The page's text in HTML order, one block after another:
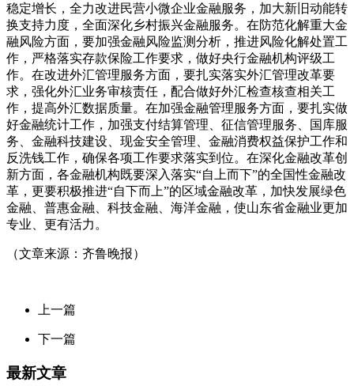
稳定增长，全力改进民营小微企业金融服务，加大新旧动能转
换支持力度，全面深化乡村振兴金融服务。在防范化解重大金
融风险方面，要加强金融风险监测分析，推进风险化解处置工
作，严格落实存款保险工作要求，做好央行金融机构评级工
作。在改进外汇管理服务方面，要扎实落实外汇管理改革要
求，强化外汇业务审核责任，配合做好外汇检查核查相关工
作，提高外汇数据质量。在加强金融管理服务方面，要扎实做
好金融统计工作，加强支付结算管理、征信管理服务、国库服
务、金融科技建设、现金安全管理、金融消费权益保护工作和
反洗钱工作，确保各项工作要求落实到位。在深化金融改革创
新方面，各金融机构既要深入落实“自上而下”的全国性金融改
革，更要积极推进“自下而上”的区域金融改革，加快发展绿色
金融、普惠金融、科技金融、海洋金融，使山东省金融业更加
专业、更有活力。
（文章来源：齐鲁晚报）
上一篇
下一篇
最新文章